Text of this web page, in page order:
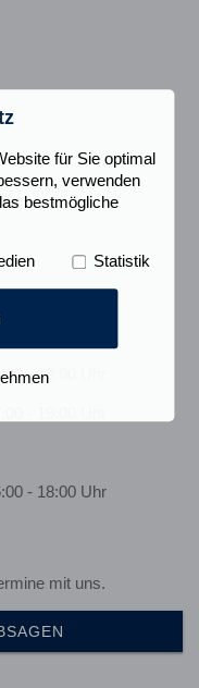
- 18:00 Uhr
- 18:00 Uhr
mit uns.
für Sie optimal
verwenden
bestmögliche
Statistik